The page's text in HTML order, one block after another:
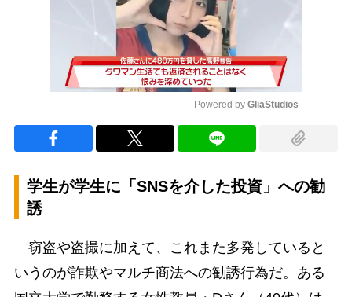
Powered by GliaStudios
学生が学生に「SNSを介した投資」への勧
誘
窃盗や盗撮に加えて、これまた多発していると
いうのが詐欺やマルチ商法への勧誘行為だ。ある